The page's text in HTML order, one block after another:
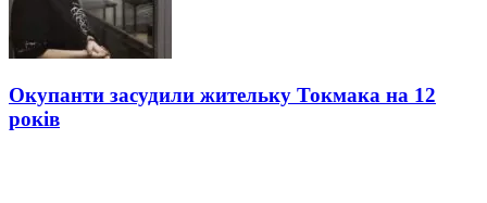
Окупанти засудили жительку Токмака на 12
років